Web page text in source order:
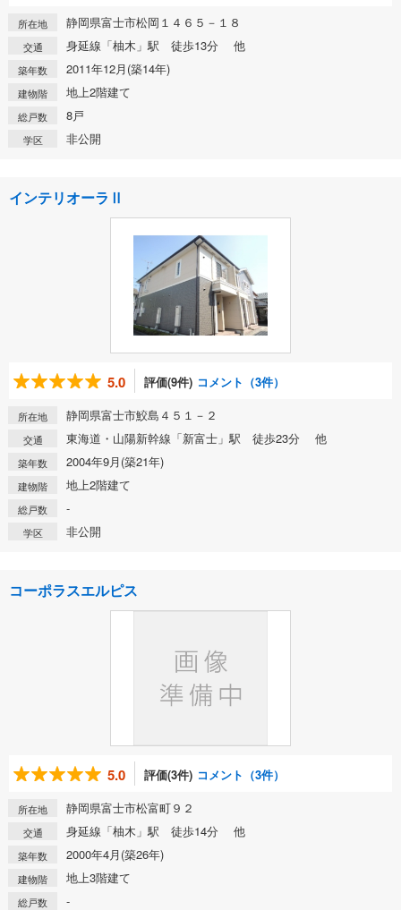
所在地 静岡県富士市松岡１４６５－１８
交通 身延線「柚木」駅 徒歩13分 他
築年数 2011年12月(築14年)
建物階 地上2階建て
総戸数 8戸
学区 非公開
インテリオーラⅡ
5.0 評価(9件) コメント（3件）
所在地 静岡県富士市鮫島４５１－２
交通 東海道・山陽新幹線「新富士」駅 徒歩23分 他
築年数 2004年9月(築21年)
建物階 地上2階建て
総戸数 -
学区 非公開
コーポラスエルピス
5.0 評価(3件) コメント（3件）
所在地 静岡県富士市松富町９２
交通 身延線「柚木」駅 徒歩14分 他
築年数 2000年4月(築26年)
建物階 地上3階建て
総戸数 -